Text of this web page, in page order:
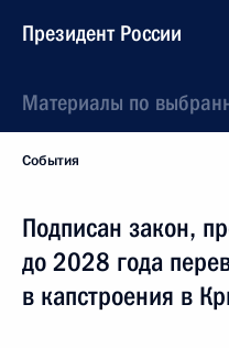
Президент России
Материалы по
События
Подписан закон,
до 2028 года
в капстроения в